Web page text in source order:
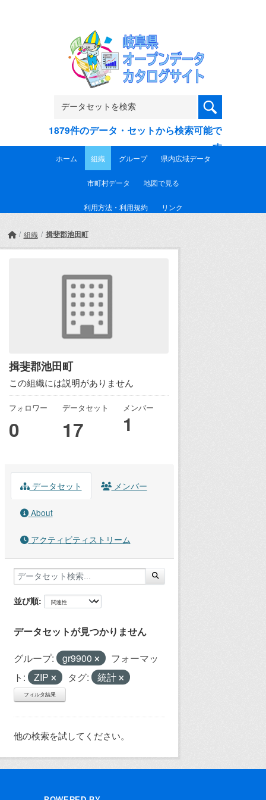
1879件のデータ・セットから検索可能で
す
ホーム 組織 グループ 県内広域データ
市町村データ 地図で見る
利用方法・利用規約 リンク
組織 揖斐郡池田町
揖斐郡池田町
この組織には説明がありません
フォロワー
0
データセット
17
メンバー
1
データセット メンバー
About
アクティビティストリーム
並び順
データセットが見つかりません
グループ: gr9900
フォーマッ
ト:
ZIP タグ: 統計
フィルタ結果
他の検索を試してください。